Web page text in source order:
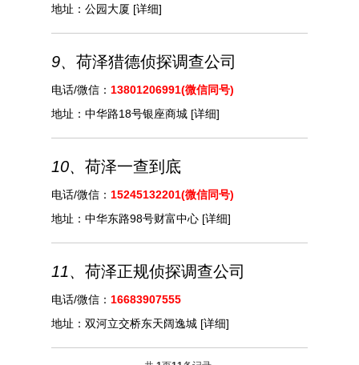
地址： 公园大厦 [详细]
9、 荷泽猎德侦探调查公司
电话/微信： 13801206991(微信同号)
地址： 中华路18号银座商城 [详细]
10、 荷泽一查到底
电话/微信： 15245132201(微信同号)
地址： 中华东路98号财富中心 [详细]
11、 荷泽正规侦探调查公司
电话/微信： 16683907555
地址： 双河立交桥东天阔逸城 [详细]